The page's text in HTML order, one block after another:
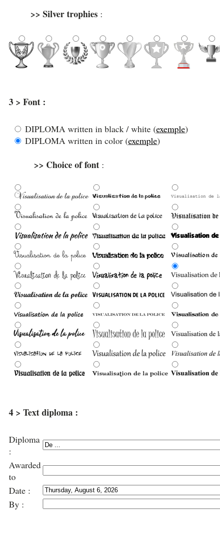
>> Silver trophies :
3 > Font :
DIPLOMA written in black / white (exemple)
DIPLOMA written in color (exemple)
>> Choice of font :
4 > Text diploma :
Diploma
:
Awarded
to
Date :
By :